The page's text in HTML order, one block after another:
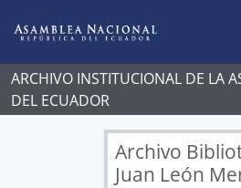
ARCHIVO INSTITUCIONAL DE LA
DEL ECUADOR
Archivo
Juan León